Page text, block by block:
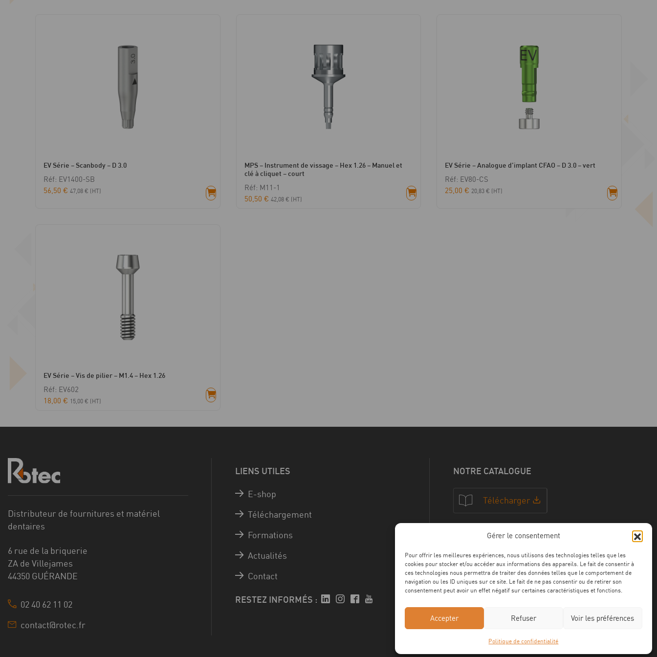
Gérer le consentement
Pour offrir les meilleures expériences, nous utilisons des technologies telles que les
cookies pour stocker et/ou accéder aux informations des appareils. Le fait de consentir à
ces technologies nous permettra de traiter des données telles que le comportement de
navigation ou les ID uniques sur ce site. Le fait de ne pas consentir ou de retirer son
consentement peut avoir un effet négatif sur certaines caractéristiques et fonctions.
Accepter Refuser Voir les préférences
Politique de confidentialité
EV Série – Scanbody – D 3.0
Réf: EV1400-SB
56,50 € 47,08 € (HT)
MPS – Instrument de vissage – Hex 1.26 – Manuel et
clé à cliquet – court
Réf: M11-1
50,50 € 42,08 € (HT)
EV Série – Analogue d’implant CFAO – D 3.0 – vert
Réf: EV80-CS
25,00€ 20,83€ (HT)
EV Série – Vis de pilier – M1.4 – Hex 1.26
Réf: EV602
18,00 € 15,00 € (HT)
Distributeur de fournitures et matériel
dentaires
6 rue de la briquerie
ZA de Villejames
44350 GUÉRANDE
02 40 62 11 02
contact@rotec.fr
LIENS UTILES
E-shop
Téléchargement
Formations
Actualités
Contact
RESTEZ INFORMÉS :
NOTRE CATALOGUE
Télécharger
NOS CERTFICATIONS